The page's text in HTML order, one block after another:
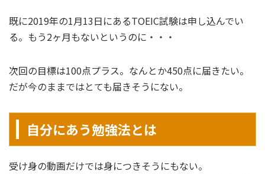
既に2019年の1月13日にあるTOEIC試験は申し込んでい
る。もう2ヶ月もないというのに・・・
次回の目標は100点プラス。なんとか450点に届きたい。
だが今のままではとても届きそうにない。
自分にあう勉強法とは
受け身の動画だけでは身につきそうにもない。